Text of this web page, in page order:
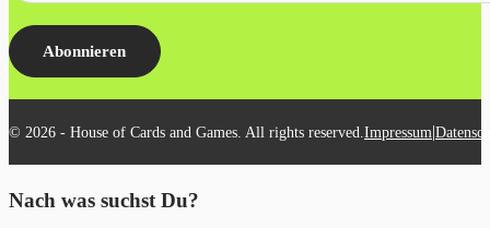
Abonnieren
© 2026 - House of Cards and Games. All rights reserved. Impressum
Nach was suchst Du?